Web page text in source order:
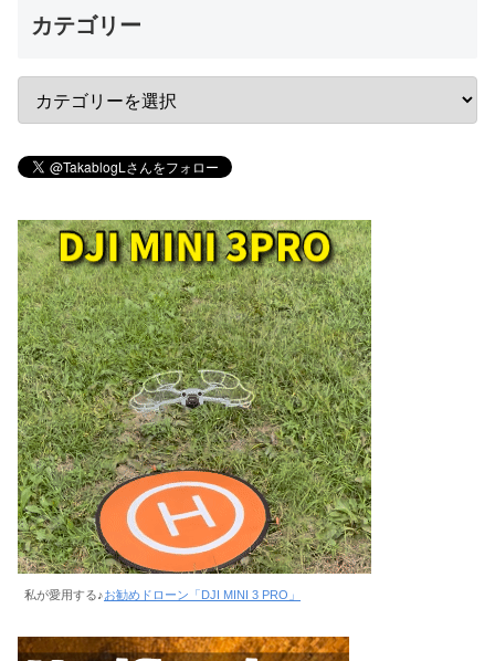
カテゴリー
私が愛用する♪お勧めドローン「DJI MINI 3 PRO」